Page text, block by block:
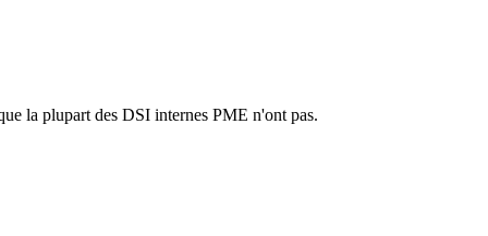
la plupart des DSI internes PME n'ont pas.